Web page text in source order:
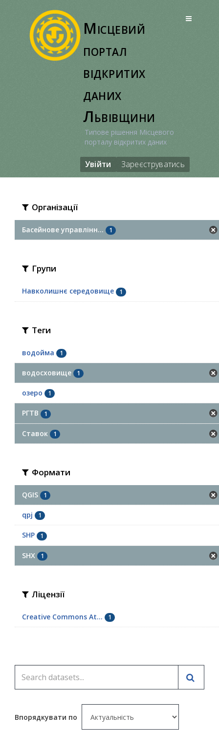
Місцевий
портал
відкритих
даних
Львівщини
Типове рішення Місцевого
порталу відкритих даних
Увійти Зареєструватись
Організації
Басейнове управлінн... 1
Групи
Навколишнє середовище 1
Теги
водойма 1
водосховище 1
озеро 1
РГТВ 1
Ставок 1
Формати
QGIS 1
qpj 1
SHP 1
SHX 1
Ліцензії
Creative Commons At... 1
Впорядкувати по